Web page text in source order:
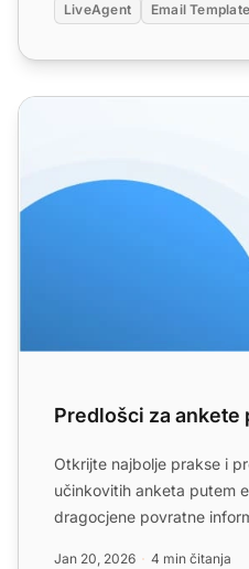
LiveAgent Email
Predlošci za ankete putem
Predlošci za ankete
Otkrijte najbolje prakse i
učinkovitih anketa putem
dragocjene povratne
Jan 20, 2026 4 min čitanja